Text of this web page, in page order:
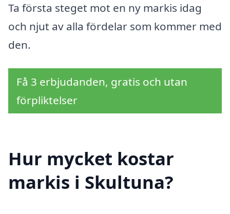
Ta första steget mot en ny markis idag
och njut av alla fördelar som kommer med
den.
Få 3 erbjudanden, gratis och utan
förpliktelser
Hur mycket kostar
markis i Skultuna?